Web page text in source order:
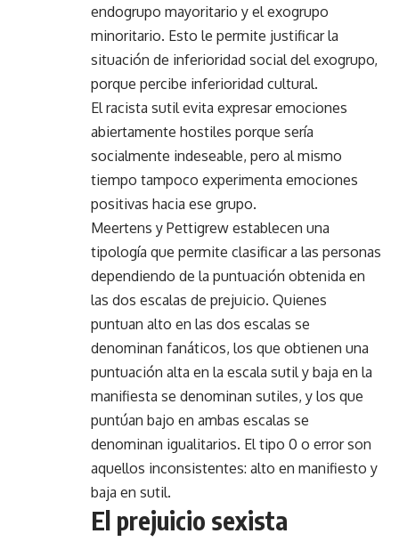
endogrupo mayoritario y el exogrupo
minoritario. Esto le permite justificar la
situación de inferioridad social del exogrupo,
porque percibe inferioridad cultural.
El racista sutil evita expresar emociones
abiertamente hostiles porque sería
socialmente indeseable, pero al mismo
tiempo tampoco experimenta emociones
positivas hacia ese grupo.
Meertens y Pettigrew establecen una
tipología que permite clasificar a las personas
dependiendo de la puntuación obtenida en
las dos escalas de prejuicio. Quienes
puntuan alto en las dos escalas se
denominan fanáticos, los que obtienen una
puntuación alta en la escala sutil y baja en la
manifiesta se denominan sutiles, y los que
puntúan bajo en ambas escalas se
denominan igualitarios. El tipo 0 o error son
aquellos inconsistentes: alto en manifiesto y
baja en sutil.
El prejuicio sexista